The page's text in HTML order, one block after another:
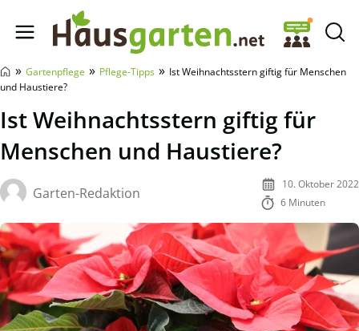
Hausgarten.net
» Gartenpflege » Pflege-Tipps » Ist Weihnachtsstern giftig für Menschen
und Haustiere?
Ist Weihnachtsstern giftig für
Menschen und Haustiere?
Garten-Redaktion
10. Oktober 2022
6 Minuten